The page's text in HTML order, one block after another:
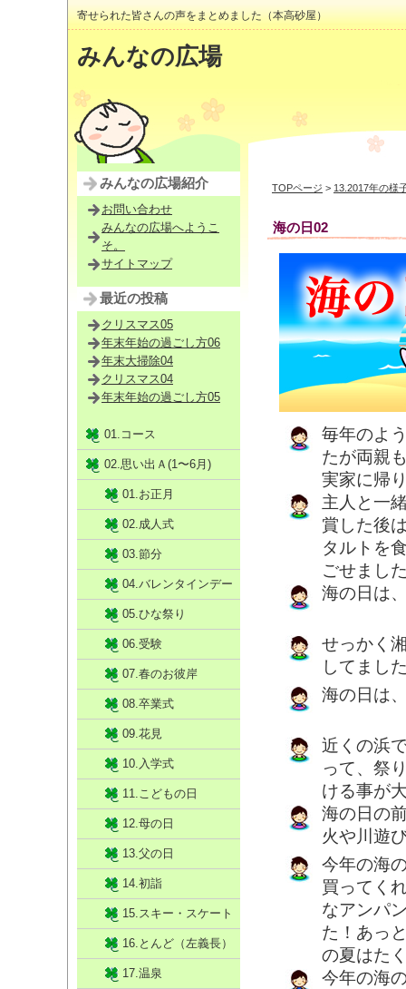
寄せられた皆さんの声をまとめました（本高砂屋）
みんなの広場
TOPページ > 13.2017年の様
海の日02
毎年のよ
たが両親
実家に帰
主人と一
賞した後
タルトを
ごせまし
海の日は
せっかく
してまし
海の日は
近くの浜
って、祭
ける事が
海の日の
火や川遊
今年の海
買ってく
なアンパ
た！あっ
の夏はた
今年の海
みんなの広場紹介
お問い合わせ
みんなの広場へようこ
そ。
サイトマップ
最近の投稿
クリスマス05
年末年始の過ごし方06
年末大掃除04
クリスマス04
年末年始の過ごし方05
01.コース
02.思い出Ａ(1〜6月)
01.お正月
02.成人式
03.節分
04.バレンタインデー
05.ひな祭り
06.受験
07.春のお彼岸
08.卒業式
09.花見
10.入学式
11.こどもの日
12.母の日
13.父の日
14.初詣
15.スキー・スケート
16.とんど（左義長）
17.温泉